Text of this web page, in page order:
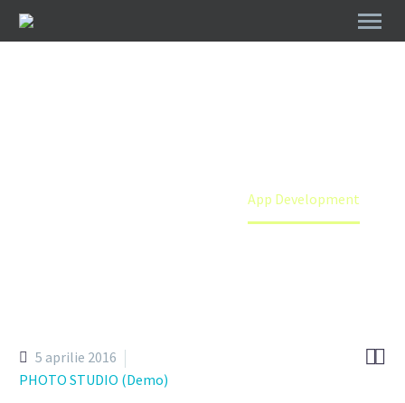
App Development

5 aprilie 2016
PHOTO STUDIO (Demo)